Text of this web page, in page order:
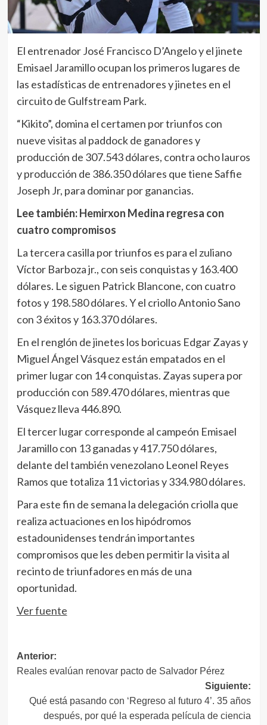
El entrenador José Francisco D’Angelo y el jinete
Emisael Jaramillo ocupan los primeros lugares de
las estadísticas de entrenadores y jinetes en el
circuito de Gulfstream Park.
“Kikito”, domina el certamen por triunfos con
nueve visitas al paddock de ganadores y
producción de 307.543 dólares, contra ocho lauros
y producción de 386.350 dólares que tiene Saffie
Joseph Jr, para dominar por ganancias.
Lee también:Hemirxon Medina regresa con
cuatro compromisos
La tercera casilla por triunfos es para el zuliano
Víctor Barboza jr., con seis conquistas y 163.400
dólares. Le siguen Patrick Blancone, con cuatro
fotos y 198.580 dólares. Y el criollo Antonio Sano
con 3 éxitos y 163.370 dólares.
En el renglón de jinetes los boricuas Edgar Zayas y
Miguel Ángel Vásquez están empatados en el
primer lugar con 14 conquistas. Zayas supera por
producción con 589.470 dólares, mientras que
Vásquez lleva 446.890.
El tercer lugar corresponde al campeón Emisael
Jaramillo con 13 ganadas y 417.750 dólares,
delante del también venezolano Leonel Reyes
Ramos que totaliza 11 victorias y 334.980 dólares.
Para este fin de semana la delegación criolla que
realiza actuaciones en los hipódromos
estadounidenses tendrán importantes
compromisos que les deben permitir la visita al
recinto de triunfadores en más de una
oportunidad.
Ver fuente
Navegación
de
entradas
Anterior:
Reales evalúan renovar pacto de Salvador Pérez
Siguiente:
Qué está pasando con ‘Regreso al futuro 4’. 35 años
después, por qué la esperada película de ciencia